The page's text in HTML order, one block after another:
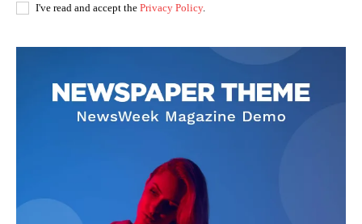
I've read and accept the Privacy Policy.